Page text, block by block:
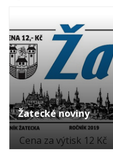
Žatecké noviny
Cena za výtisk 12 Kč